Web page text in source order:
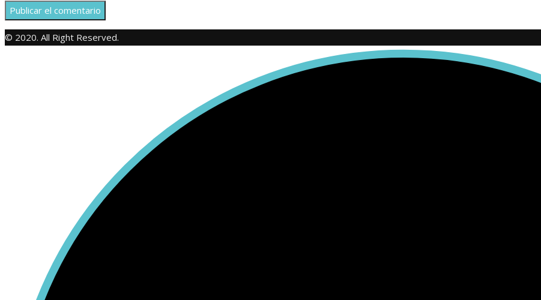
© 2020. All Right Reserved.